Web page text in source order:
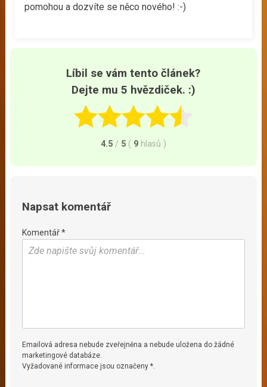
pomohou a dozvíte se něco nového! :-)
Líbil se vám tento článek?
Dejte mu 5 hvězdiček. :)
4.5 / 5 ( 9 hlasů )
Napsat komentář
Komentář *
Emailová adresa nebude zveřejněna a nebude uložena do žádné
marketingové databáze.
Vyžadované informace jsou označeny *.